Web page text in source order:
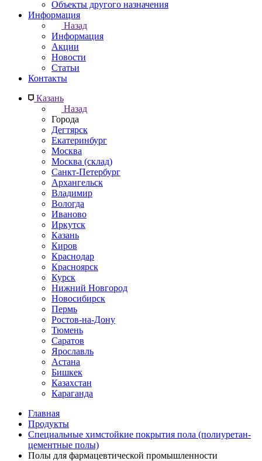
Объекты другого назначения
Информация
Назад
Информация
Акции
Новости
Статьи
Контакты
Казань
Назад
Города
Дегтярск
Екатеринбург
Москва
Москва (склад)
Санкт-Петербург
Архангельск
Владимир
Вологда
Иваново
Иркутск
Казань
Киров
Краснодар
Красноярск
Курск
Нижний Новгород
Новосибирск
Пермь
Ростов-на-Дону
Тюмень
Саратов
Ярославль
Астана
Бишкек
Казахстан
Караганда
Главная
Продукты
Специальные химстойкие покрытия пола (полиуретан-
цементные полы)
Полы для фармацевтической промышленности